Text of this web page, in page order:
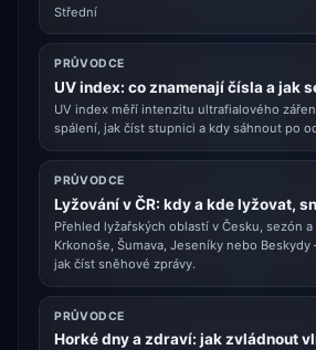
Střední
PRŮVODCE
UV index: co znamenají čísla a jak
UV index měří intenzitu ultrafialového
spálení, jak číst stupnici a kdy sáhnout po
PRŮVODCE
Lyžování v ČR: kdy a kde lyžovat,
Přehled lyžařských oblastí v Česku, sezón
Krkonoše, Šumava, Jeseníky nebo
jak číst sněhové zprávy.
PRŮVODCE
Horké dny a zdraví: jak zvládnout